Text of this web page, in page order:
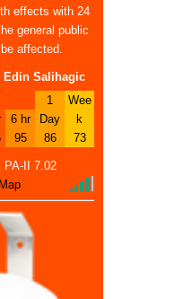
effects with 24
general public
affected.
Edin Salihagic
6 hr
95
1
Day
86
Wee
k
73
PA-II 7.02